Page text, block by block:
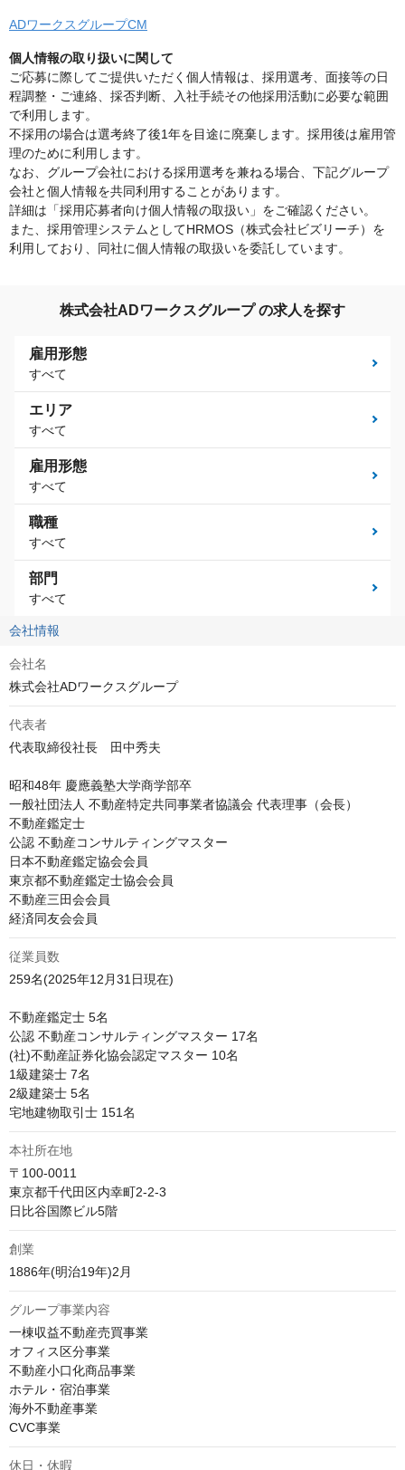
ADワークスグループCM
個人情報の取り扱いに関して
ご応募に際してご提供いただく個人情報は、採用選考、面接等の日
程調整・ご連絡、採否判断、入社手続その他採用活動に必要な範囲
で利用します。
不採用の場合は選考終了後1年を目途に廃棄します。採用後は雇用管
理のために利用します。
なお、グループ会社における採用選考を兼ねる場合、下記グループ
会社と個人情報を共同利用することがあります。
詳細は「採用応募者向け個人情報の取扱い」をご確認ください。
また、採用管理システムとしてHRMOS（株式会社ビズリーチ）を
利用しており、同社に個人情報の取扱いを委託しています。
株式会社ADワークスグループ の求人を探す
雇用形態
すべて
エリア
すべて
雇用形態
すべて
職種
すべて
部門
すべて
会社情報
会社名
株式会社ADワークスグループ
代表者
代表取締役社長　田中秀夫
昭和48年 慶應義塾大学商学部卒
一般社団法人 不動産特定共同事業者協議会 代表理事（会長）
不動産鑑定士
公認 不動産コンサルティングマスター
日本不動産鑑定協会会員
東京都不動産鑑定士協会会員
不動産三田会会員
経済同友会会員
従業員数
259名(2025年12月31日現在)
不動産鑑定士 5名
公認 不動産コンサルティングマスター 17名
(社)不動産証券化協会認定マスター 10名
1級建築士 7名
2級建築士 5名
宅地建物取引士 151名
本社所在地
〒100-0011
東京都千代田区内幸町2-2-3
日比谷国際ビル5階
創業
1886年(明治19年)2月
グループ事業内容
一棟収益不動産売買事業
オフィス区分事業
不動産小口化商品事業
ホテル・宿泊事業
海外不動産事業
CVC事業
休日・休暇